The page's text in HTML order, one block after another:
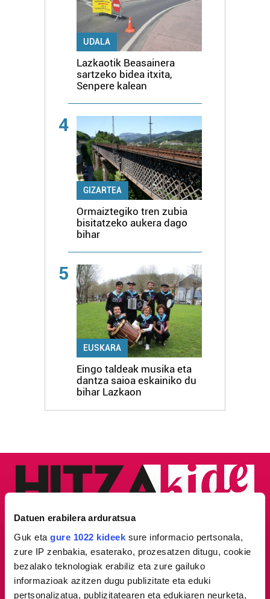
Datuen erabilera arduratsua
Guk eta gure 1022 kideek sure informacio pertsonala,
zure IP zenbakia, esaterako, prozesatzen ditugu, cookie
bezalako teknologiak erabiliz eta zure gailuko
informazioak azitzen dugu publizitate eta eduki
pertsonalizatua, publizitatearen eta edukiaren neurketa,
UDALA
Lazkaotik Beasainera
sartzeko bidea itxita,
Senpere kalean
4
GIZARTEA
Ormaiztegiko tren zubia
bisitatzeko aukera dago
bihar
5
EUSKARA
Eingo taldeak musika eta
dantza saioa eskainiko du
bihar Lazkaon